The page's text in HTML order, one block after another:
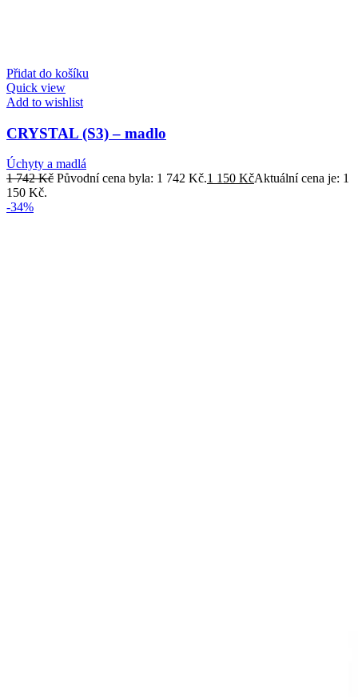
Přidat do košíku
Quick view
Add to wishlist
CRYSTAL (S3) – madlo
Úchyty a madlá
1 742Kč Původní cena byla: 1 742 Kč.1 150 KčAktuální cena je: 1
150 Kč.
-34%